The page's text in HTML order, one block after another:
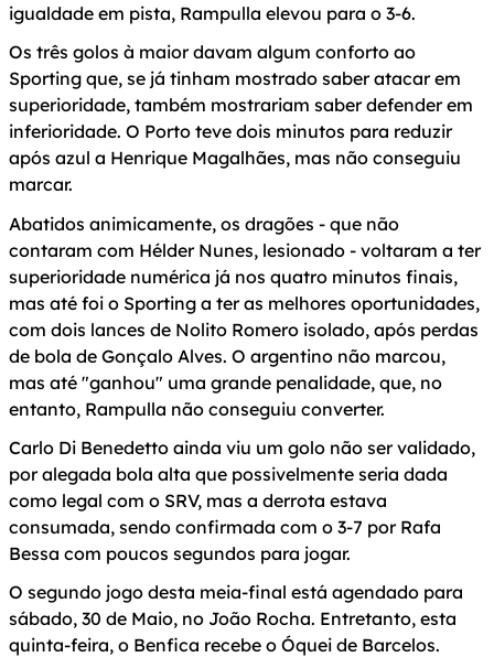
igualdade em pista, Rampulla elevou para o 3-6.
Os três golos à maior davam algum conforto ao
Sporting que, se já tinham mostrado saber atacar em
superioridade, também mostrariam saber defender em
inferioridade. O Porto teve dois minutos para reduzir
após azul a Henrique Magalhães, mas não conseguiu
marcar.
Abatidos animicamente, os dragões - que não
contaram com Hélder Nunes, lesionado - voltaram a ter
superioridade numérica já nos quatro minutos finais,
mas até foi o Sporting a ter as melhores oportunidades,
com dois lances de Nolito Romero isolado, após perdas
de bola de Gonçalo Alves. O argentino não marcou,
mas até "ganhou" uma grande penalidade, que, no
entanto, Rampulla não conseguiu converter.
Carlo Di Benedetto ainda viu um golo não ser validado,
por alegada bola alta que possivelmente seria dada
como legal com o SRV, mas a derrota estava
consumada, sendo confirmada com o 3-7 por Rafa
Bessa com poucos segundos para jogar.
O segundo jogo desta meia-final está agendado para
sábado, 30 de Maio, no João Rocha. Entretanto, esta
quinta-feira, o Benfica recebe o Óquei de Barcelos.